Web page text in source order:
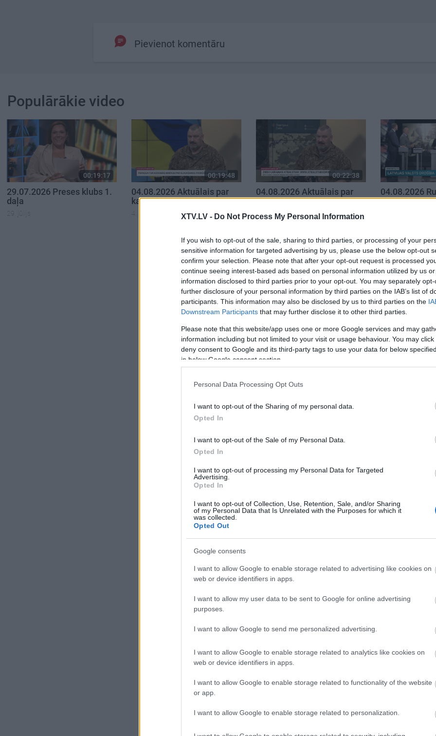
XTV.LV - Do Not Process My Personal Information
If you wish to opt-out of the sale, sharing to third parties, or processing of your
sensitive information for targeted advertising by us, please use the below opt-out
confirm your selection. Please note that after your opt-out request is processed
continue seeing interest-based ads based on personal information utilized by us
information disclosed to third parties prior to your opt-out. You may separately
further disclosure of your personal information by third parties on the IAB’s list of
participants. This information may also be disclosed by us to third parties on the
Downstream Participants that may further disclose it to other third parties.
Please note that this website/app uses one or more Google services and may
information including but not limited to your visit or usage behaviour. You may
deny consent to Google and its third-party tags to use your data for below
in below Google consent section.
Personal Data Processing Opt Outs
I want to opt-out of the Sharing of my personal data.
Opted In
I want to opt-out of the Sale of my Personal Data.
Opted In
I want to opt-out of processing my Personal Data for Targeted
Advertising.
Opted In
I want to opt-out of Collection, Use, Retention, Sale, and/or Sharing
of my Personal Data that Is Unrelated with the Purposes for which it
was collected.
Opted Out
Google consents
I want to allow Google to enable storage related to advertising like cookies on
web or device identifiers in apps.
I want to allow my user data to be sent to Google for online advertising
purposes.
I want to allow Google to send me personalized advertising.
I want to allow Google to enable storage related to analytics like cookies on
web or device identifiers in apps.
I want to allow Google to enable storage related to functionality of the website
or app.
I want to allow Google to enable storage related to personalization.
Pievienot komentāru
Populārākie video
00:19:17
29.07.2026 Preses klubs 1.
daļa
29. jūlijs
00:19:48
04.08.2026 Aktuālais par
karadarbību Ukrainā 1. daļa
4. augusts
00:22:38
04.08.2026 Aktuālais par
karadarbību Ukrainā 2. daļa
4. augusts
04.08.2026
1. daļa